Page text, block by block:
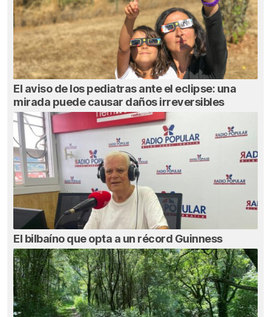
El aviso de los pediatras ante el eclipse: una
mirada puede causar daños irreversibles
El bilbaíno que opta a un récord Guinness